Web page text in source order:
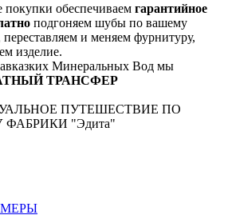
покупки обеспечиваем гарантийное
подгоняем шубы по вашему
переставляем и меняем фурнитуру,
изделие.
Минеральных Вод мы
ТРАНСФЕР
ПУТЕШЕСТВИЕ ПО
ФАБРИКИ "Эдита"